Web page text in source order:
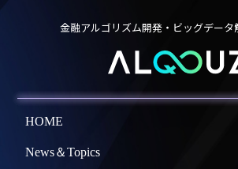
金融アルゴリズム開発・ビッグデータ
HOME
News＆Topics